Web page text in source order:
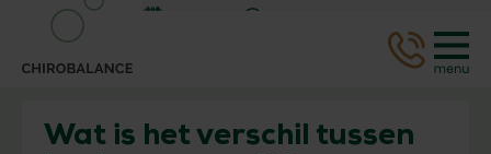
Wat is het verschil tussen